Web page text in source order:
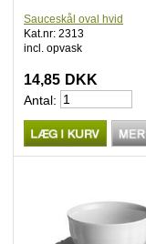
Sauceskål oval hvid
Kat.nr: 2313
incl. opvask
14,85 DKK
Antal: